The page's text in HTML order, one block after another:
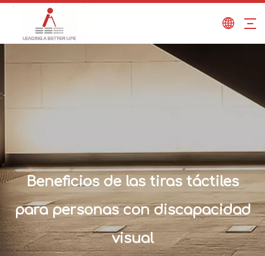
Beneficios de las tiras táctiles
para personas con discapacidad
visual